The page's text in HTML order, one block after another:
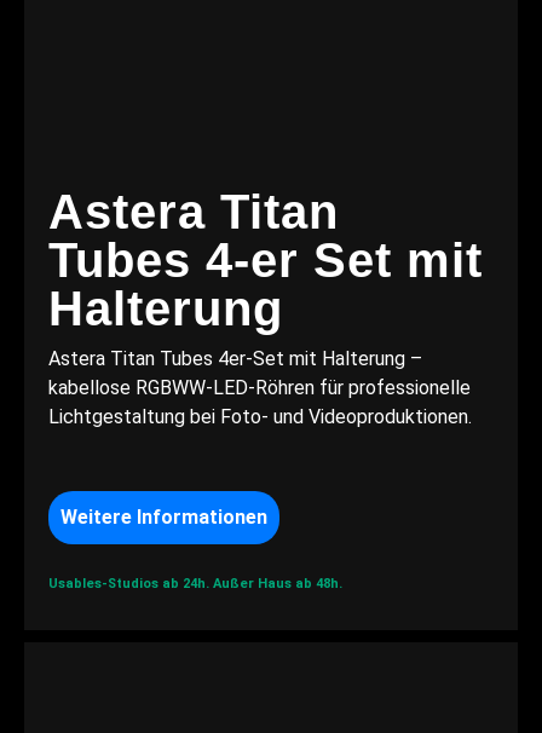
Astera Titan
Tubes 4-er Set mit
Halterung
Astera Titan Tubes 4er-Set mit Halterung –
kabellose RGBWW-LED-Röhren für professionelle
Lichtgestaltung bei Foto- und Videoproduktionen.
Weitere Informationen
Usables-Studios ab 24h. Außer Haus ab 48h.